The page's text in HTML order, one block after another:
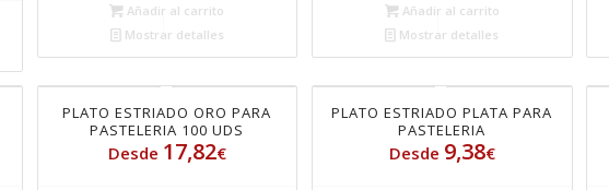
Añadir al carrito
Mostrar detalles
Añadir al carrito
Mostrar detalles
PLATO ESTRIADO ORO PARA
PASTELERIA 100 UDS
Desde 17,82€
PLATO ESTRIADO PLATA PARA
PASTELERIA
Desde 9,38€